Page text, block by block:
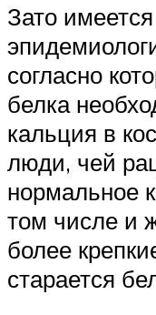
Зато
согласно
белка
кальция в
люди, чей
нормальное
том числе и
более
старается